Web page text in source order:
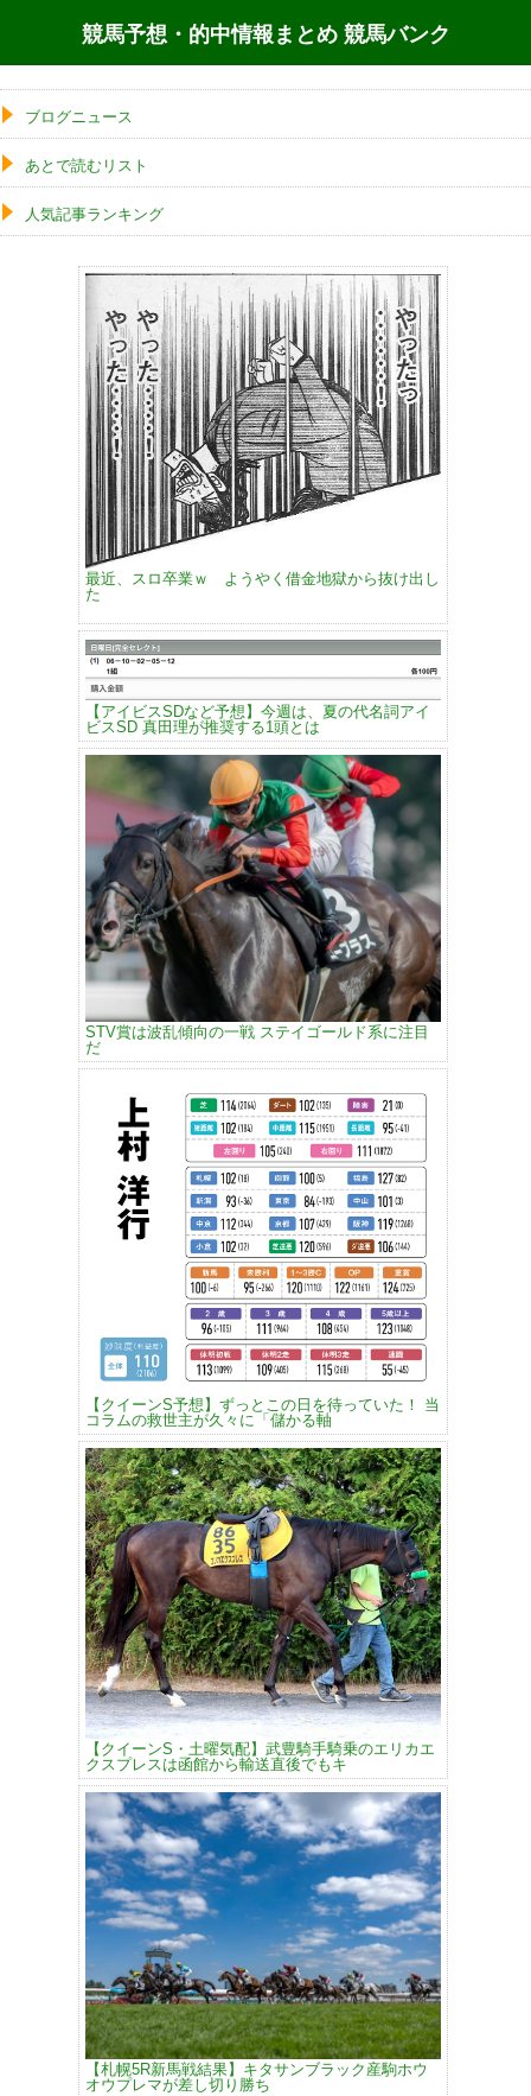
競馬予想・的中情報まとめ 競馬バンク
ブログニュース
あとで読むリスト
人気記事ランキング
最近、スロ卒業ｗ ようやく借金地獄から抜け出し
た
【アイビスSDなど予想】今週は、夏の代名詞アイ
ビスSD 真田理が推奨する1頭とは
STV賞は波乱傾向の一戦 ステイゴールド系に注目
だ
【クイーンS予想】ずっとこの日を待っていた！ 当
コラムの救世主が久々に「儲かる軸
【クイーンS・土曜気配】武豊騎手騎乗のエリカエ
クスプレスは函館から輸送直後でもキ
【札幌5R新馬戦結果】キタサンブラック産駒ホウ
オウプレマが差し切り勝ち